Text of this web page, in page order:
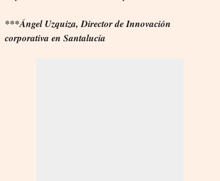
***Ángel Uzquiza, Director de Innovación
corporativa en Santalucía